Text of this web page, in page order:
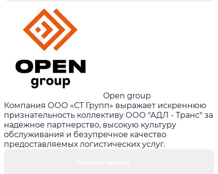
Open group
Компания ООО «СТ Групп» выражает искреннюю
признательность коллективу ООО "АДЛ - Транс" за
надежное партнерство, высокую культуру
обслуживания и безупречное качество
предоставляемых логистических услуг.